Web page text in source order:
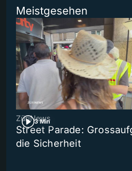
Meistgesehen
3 Min
ZüriNews
Street Parade:
die Sicherheit